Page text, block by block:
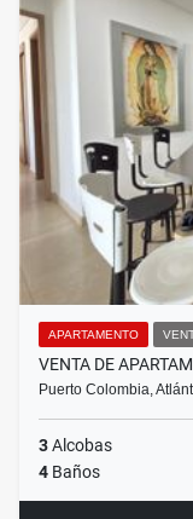
APARTAMENTO
VENTA DE
Puerto Colombia,
3Alcobas
4 Baños